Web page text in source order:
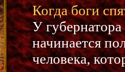
Когда боги
У
начинается
человека,